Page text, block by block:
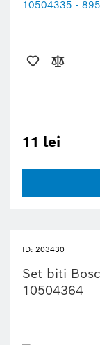
11 lei
ID: 203430
Set biti
10504364